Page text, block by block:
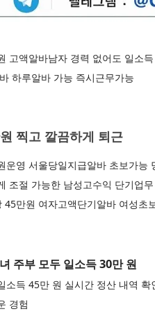
고액알바남자 경력 없어도 일소
하루알바 가능 즉시근무가능
찍고 깔끔하게 퇴근
영 서울당일지급알바 초보가
조절 가능한 남성고수익 단기업
만원 여자고액단기알바 여성
주부 모두 일소득 30만 원
득 45만 원 실시간 정산 내역
경험